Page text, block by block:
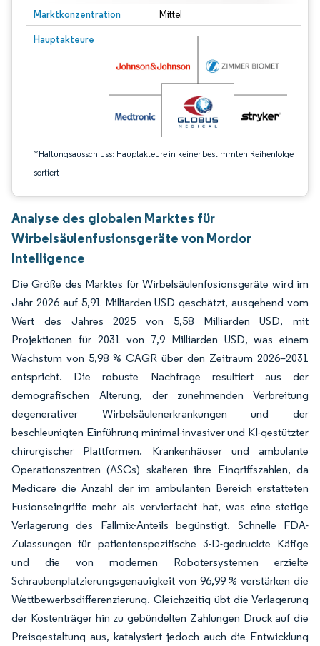
Marktkonzentration Mittel
Hauptakteure
*Haftungsausschluss: Hauptakteure in keiner bestimmten Reihenfolge
sortiert
Bild © Mordor Intelligence. Wiederverwendung erfordert Namensnennung
Analyse des globalen Marktes für
Wirbelsäulenfusionsgeräte von Mordor
Intelligence
Die Größe des Marktes für Wirbelsäulenfusionsgeräte wird im
Jahr 2026 auf 5,91 Milliarden USD geschätzt, ausgehend vom
Wert des Jahres 2025 von 5,58 Milliarden USD, mit
Projektionen für 2031 von 7,9 Milliarden USD, was einem
Wachstum von 5,98 % CAGR über den Zeitraum 2026–2031
entspricht. Die robuste Nachfrage resultiert aus der
demografischen Alterung, der zunehmenden Verbreitung
degenerativer Wirbelsäulenerkrankungen und der
beschleunigten Einführung minimal-invasiver und KI-gestützter
chirurgischer Plattformen. Krankenhäuser und ambulante
Operationszentren (ASCs) skalieren ihre Eingriffszahlen, da
Medicare die Anzahl der im ambulanten Bereich erstatteten
Fusionseingriffe mehr als vervierfacht hat, was eine stetige
Verlagerung des Fallmix-Anteils begünstigt. Schnelle FDA-
Zulassungen für patientenspezifische 3-D-gedruckte Käfige
und die von modernen Robotersystemen erzielte
Schraubenplatzierungsgenauigkeit von 96,99 % verstärken die
Wettbewerbsdifferenzierung. Gleichzeitig übt die Verlagerung
der Kostenträger hin zu gebündelten Zahlungen Druck auf die
Preisgestaltung aus, katalysiert jedoch auch die Entwicklung